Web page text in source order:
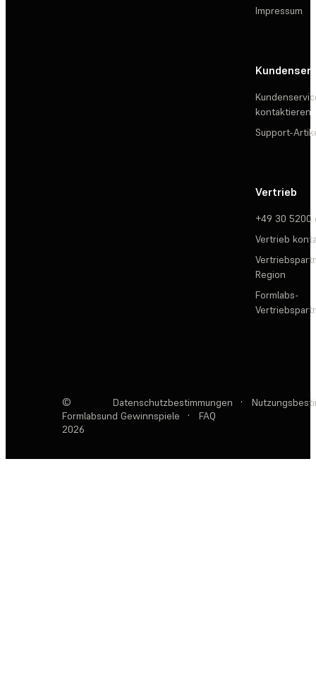
Impressum
kontaktieren
Support-
Vertrieb
+49 30 5200
Vertrieb
Region
Formlabs-
©
Formlabs
2026
Datenschutzbestimmungen ·
und Gewinnspiele
· FAQ